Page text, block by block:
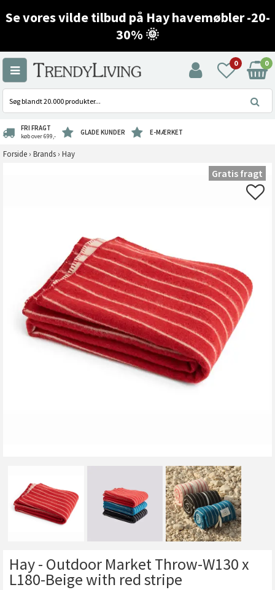
Se vores vilde tilbud på Hay havemøbler -20-
30% 🌞
0 0
FRI FRAGT
køb over 699,- GLADE KUNDER E-MÆRKET
Forside › Brands › Hay
Gratis fragt
Hay - Outdoor Market Throw-W130 x
L180-Beige with red stripe